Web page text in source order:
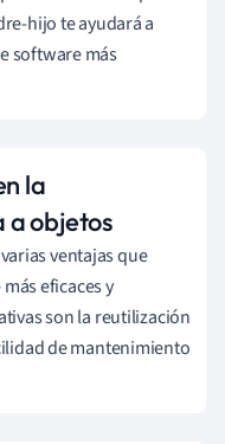
hijo te ayudará a
software más
la
objetos
ventajas que
eficaces y
son la reutilización
de mantenimiento